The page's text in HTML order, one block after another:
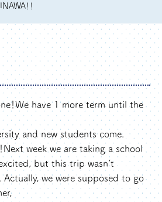
！！
！We have 1 more term until the
and new students come.
week we are taking a school
but this trip wasn’t
we were supposed to go